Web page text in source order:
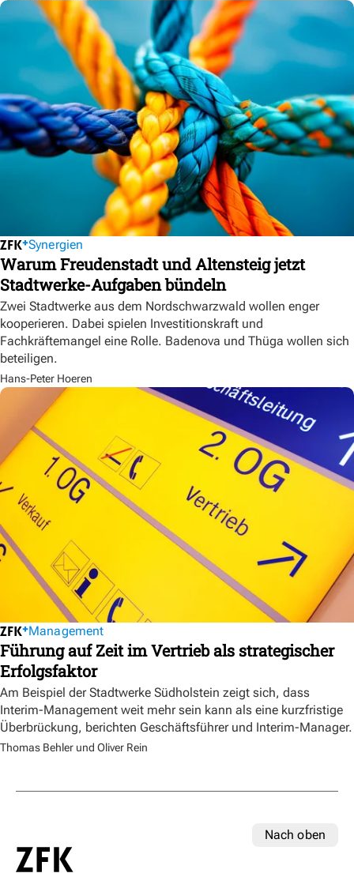
Synergien
Warum Freudenstadt und Altensteig jetzt
Stadtwerke-Aufgaben bündeln
Zwei Stadtwerke aus dem Nordschwarzwald wollen enger
kooperieren. Dabei spielen Investitionskraft und
Fachkräftemangel eine Rolle. Badenova und Thüga wollen sich
beteiligen.
Hans-Peter Hoeren
Management
Führung auf Zeit im Vertrieb als strategischer
Erfolgsfaktor
Am Beispiel der Stadtwerke Südholstein zeigt sich, dass
Interim-Management weit mehr sein kann als eine kurzfristige
Überbrückung, berichten Geschäftsführer und Interim-Manager.
Thomas Behler und Oliver Rein
Nach oben